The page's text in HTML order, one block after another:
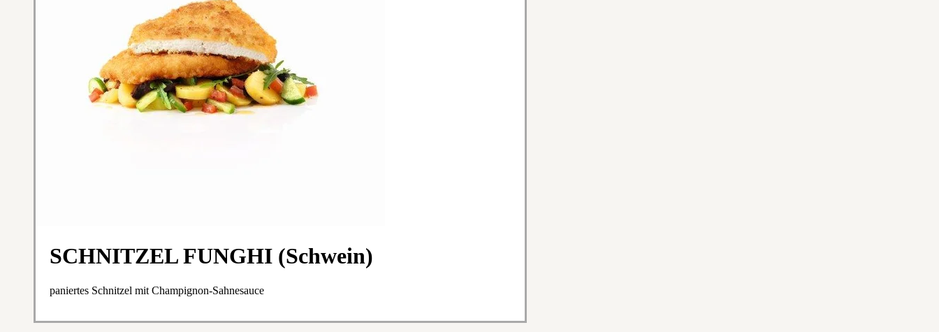
SCHNITZEL FUNGHI (Schwein)
paniertes Schnitzel mit Champignon-Sahnesauce